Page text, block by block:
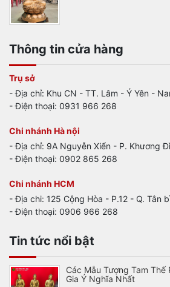
Thông tin cửa hàng
Trụ sở
- Địa chỉ: Khu CN - TT. Lâm - Ý Yên -
- Điện thoại: 0931 966 268
Chi nhánh Hà nội
- Địa chỉ: 9A Nguyễn Xiển - P. Khương
- Điện thoại: 0902 865 268
Chi nhánh HCM
- Địa chi: 125 Cộng Hòa - P.12 - Q. Tân
- Điện thoại: 0906 966 268
Tin tức nổi bật
Các Mẫu Tượng Tam Thế
Gia Ý Nghĩa Nhất